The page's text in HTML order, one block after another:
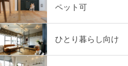
ペット可
ひとり暮らし向け